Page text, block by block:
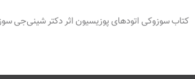
کتاب سوزوکی اتودهای پوزیسیون اثر دکتر شینی‌جی